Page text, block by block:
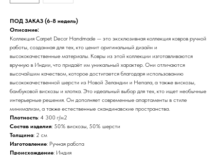
ПОД ЗАКАЗ (6-8 недель)
Описание:
Коллекция Carpet Decor Handmade — это эксклюзивная коллекция ковров ручной
работы, созданная для тех, кто ценит оригинальный дизайн и
высококачественные материалы. Ковры из этой коллекции изготавливаются
вручную в Индии, что придаёт им уникальный характер. Они отличаются
высочайшим качеством, которое достигается благодаря использованию
высококачественной шерсти из Новой Зеландии и Непала, а также вискозы,
бамбуковой вискозы и хлопка. Это идеальный выбор для тех, кто ищет необычные
интерьерные решения. Он дополняет современные апартаменты в стиле
минимализм, а также естественные скандинавские пространства.
Плотность: 4 300 г/м2
Состав изделия: 50% вискозы, 50% шерсти
Толщина: 2 см
Изготовление: Ручная работа
Происхождение: Индия